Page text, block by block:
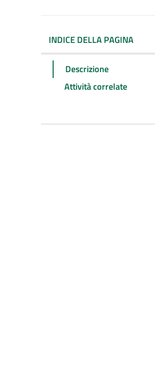
INDICE DELLA PAGINA
Descrizione
Attività correlate